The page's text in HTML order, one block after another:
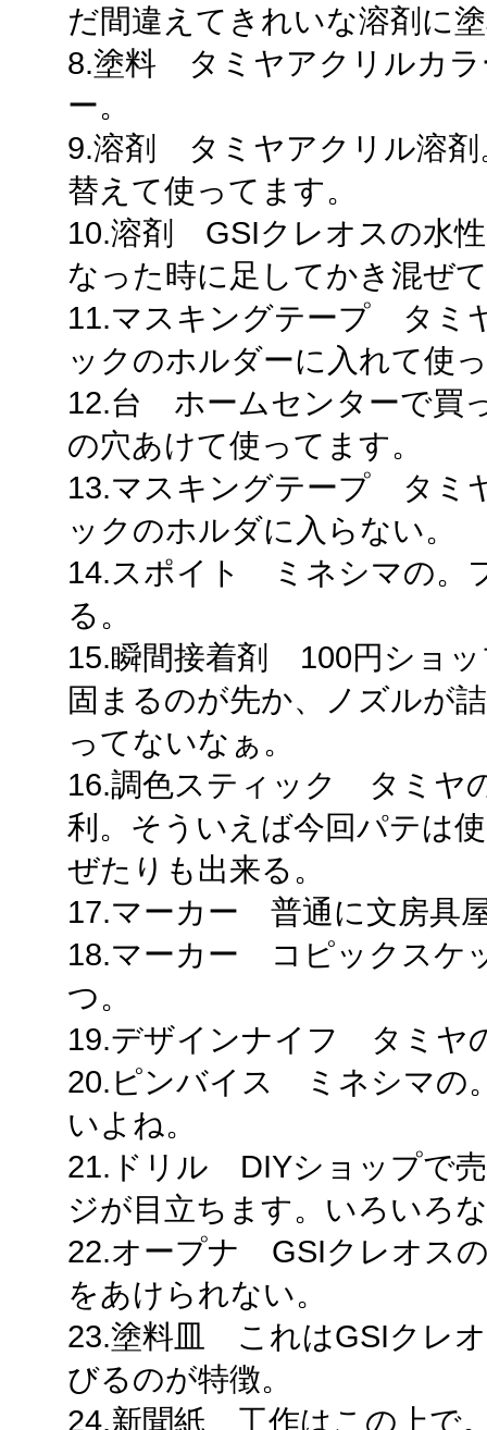
だ間違えてきれいな溶剤に
8.塗料 タミヤアクリルカラ
ー。
9.溶剤 タミヤアクリル溶剤
替えて使ってます。
10.溶剤 GSIクレオスの水
なった時に足してかき混ぜ
11.マスキングテープ タミ
ックのホルダーに入れて使
12.台 ホームセンターで買
の穴あけて使ってます。
13.マスキングテープ タミ
ックのホルダに入らない。
14.スポイト ミネシマの。
る。
15.瞬間接着剤 100円ショ
固まるのが先か、ノズルが
ってないなぁ。
16.調色スティック タミヤ
利。そういえば今回パテは
ぜたりも出来る。
17.マーカー 普通に文房具
18.マーカー コピックスケ
つ。
19.デザインナイフ タミヤ
20.ピンバイス ミネシマの
いよね。
21.ドリル DIYショップで
ジが目立ちます。いろいろ
22.オープナ GSIクレオス
をあけられない。
23.塗料皿 これはGSIクレ
びるのが特徴。
24.新聞紙 工作はこの上で